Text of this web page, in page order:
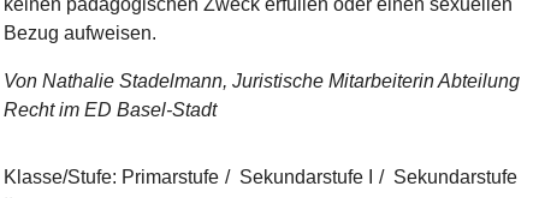
keinen pädagogischen Zweck erfüllen oder einen sexuellen
Bezug aufweisen.
Von Nathalie Stadelmann, Juristische Mitarbeiterin Abteilung
Recht im ED Basel-Stadt
Klasse/Stufe: Primarstufe Sekundarstufe I
Sekundarstufe